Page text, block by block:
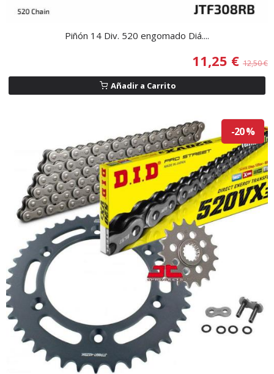
Piñón 14 Div. 520 engomado Diá....
11,25 € 12,50 €
Añadir a Carrito
-20 %